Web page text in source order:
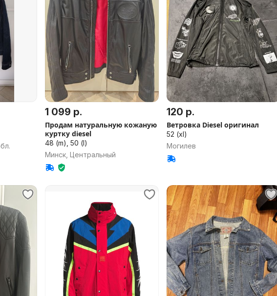
1 099 р.
Продам натуральную кожаную
куртку diesel
48 (m), 50 (l)
Минск, Центральный
120 р.
Ветровка Diesel оригинал
52 (xl)
Могилев